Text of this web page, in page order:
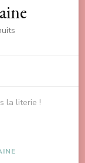
la literie !